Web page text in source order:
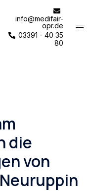
info@medifair-
opr.de
03391 - 40 35
80
die
von